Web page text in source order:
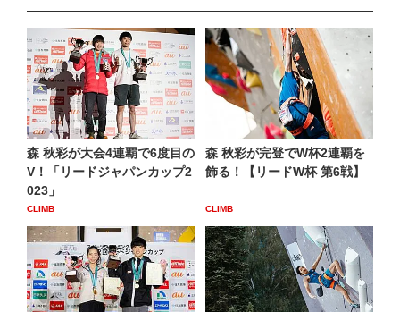
森 秋彩が大会4連覇で6度目の
V！「リードジャパンカップ2
023」
CLIMB
森 秋彩が完登でW杯2連覇を
飾る！【リードW杯 第6戦】
CLIMB